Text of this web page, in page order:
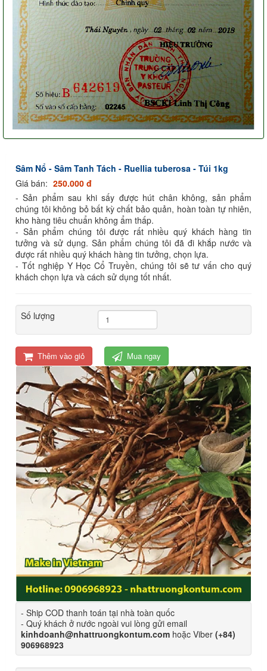
Sâm Nổ - Sâm Tanh Tách - Ruellia tuberosa - Túi 1kg
Giá bán: 250.000 đ
- Sản phẩm sau khi sấy được hút chân không, sản phẩm
chúng tôi không bỏ bất kỳ chất bảo quản, hoàn toàn tự nhiên,
kho hàng tiêu chuẩn không ẩm thấp.
- Sản phẩm chúng tôi được rất nhiều quý khách hàng tin
tưởng và sử dụng. Sản phẩm chúng tôi đã đi khắp nước và
được rất nhiều quý khách hàng tin tưởng, chọn lựa.
- Tốt nghiệp Y Học Cổ Truyền, chúng tôi sẽ tư vấn cho quý
khách chọn lựa và cách sử dụng tốt nhất.
Số lượng
Thêm vào giỏ Mua ngay
- Ship COD thanh toán tại nhà toàn quốc
- Quý khách ở nước ngoài vui lòng gửi email
kinhdoanh@nhattruongkontum.com hoặc Viber (+84)
906968923